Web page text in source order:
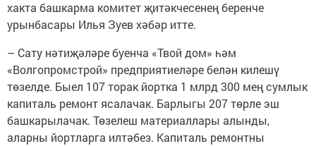
хакта башкарма комитет җитәкчесенең беренче
урынбасары Илья Зуев хәбәр итте.
– Сату нәтиҗәләре буенча «Твой дом» һәм
«Волгопромстрой» предприятиеләре белән килешү
төзелде. Быел 107 торак йортка 1 млрд 300 мең сумлык
капиталь ремонт ясалачак. Барлыгы 207 төрле эш
башкарылачак. Төзелеш материаллары алынды,
аларны йортларга илтәбез. Капиталь ремонтны